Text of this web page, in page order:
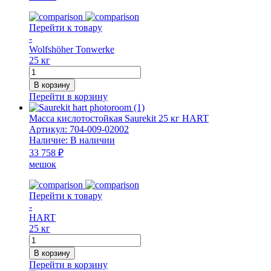
Перейти к товару
-
Wolfshöher Tonwerke
25 кг
Количество
товара
Штукатурка
натуральная
печная
мешок
25
кг
В корзину
Перейти в корзину
Масса кислотостойкая Saurekit 25 кг HART
Артикул: 704-009-02002
Наличие: В наличии
33 758 ₽
мешок
Перейти к товару
-
HART
25 кг
Количество
товара
Масса
В корзину
Перейти в корзину